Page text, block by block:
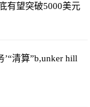
有望突破5000美元
清算”b,unker hill